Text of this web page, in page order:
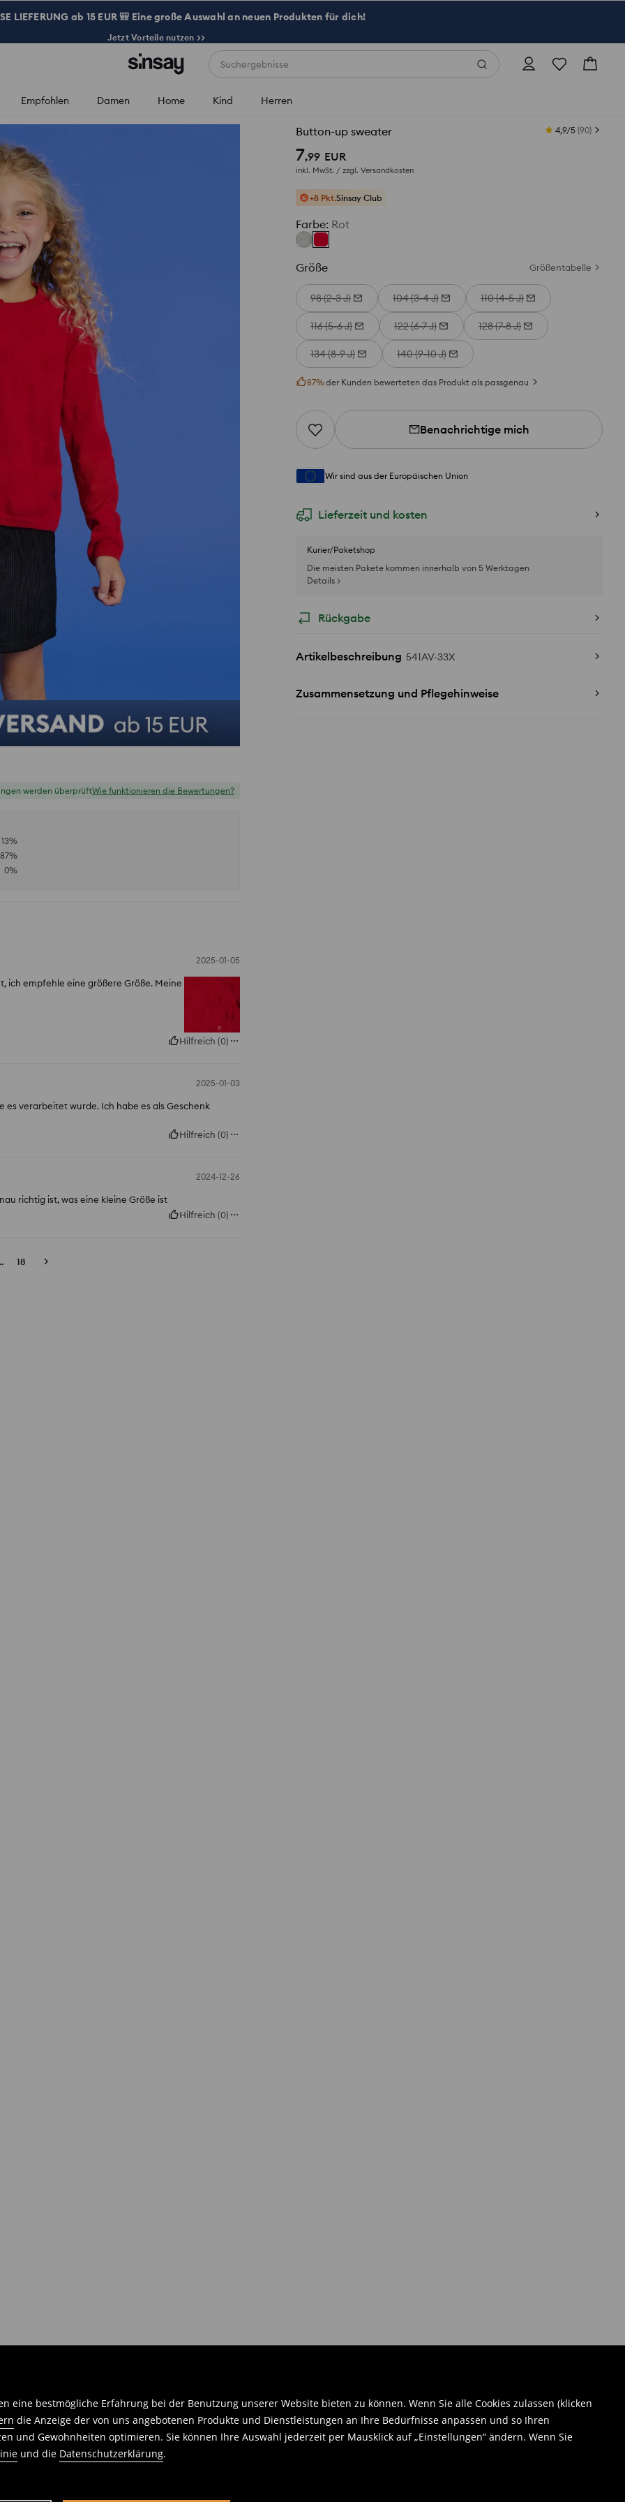
eine bestmögliche Erfahrung bei der Benutzung unserer Website bieten zu können. Wenn Sie alle Cookies zulassen (klicken
die Anzeige der von uns angebotenen Produkte und Dienstleistungen an Ihre Bedürfnisse anpassen und so Ihren
und Gewohnheiten optimieren. Sie können Ihre Auswahl jederzeit per Mausklick auf „Einstellungen“ ändern. Wenn Sie
und die Datenschutzerklärung.
LIEFERUNG ab 15 EUR 🎒 Eine große Auswahl an neuen Produkten für dich!
Jetzt Vorteile nutzen >>
Suchergebnisse
Empfohlen Damen Home Kind Herren
Button-up sweater 4,9/5 (90)
7,99 EUR
inkl. MwSt. / zzgl. Versandkosten
+8 Pkt.Sinsay Club
Farbe: Rot
Größe Größentabelle
98 (2-3 J) 104 (3-4 J) 110 (4-5 J)
116 (5-6 J) 122 (6-7 J) 128 (7-8 J)
134 (8-9 J) 140 (9-10 J)
87%der Kunden bewerteten das Produkt als passgenau
Benachrichtige mich
Wir sind aus der Europäischen Union
Lieferzeit und kosten
Kurier/Paketshop
Die meisten Pakete kommen innerhalb von 5 Werktagen
Details >
Rückgabe
Artikelbeschreibung 541AV-33X
Zusammensetzung und Pflegehinweise
werden überprüftWie funktionieren die Bewertungen?
13%
87%
0%
2025-01-05
ich empfehle eine größere Größe. Meine
Hilfreich (0)
2025-01-03
es verarbeitet wurde. Ich habe es als Geschenk
Hilfreich (0)
2024-12-26
richtig ist, was eine kleine Größe ist
Hilfreich (0)
18